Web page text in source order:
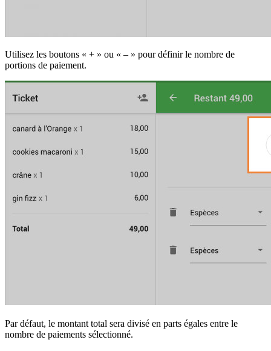
Utilisez les boutons « + » ou « – » pour définir le nombre de
portions de paiement.
Par défaut, le montant total sera divisé en parts égales entre le
nombre de paiements sélectionné.